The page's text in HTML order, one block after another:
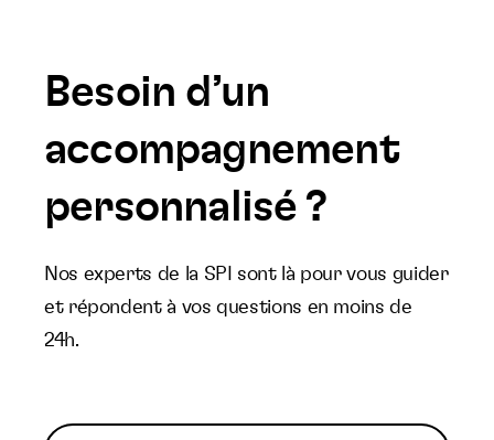
Besoin d’un
accompagnement
personnalisé ?
Nos experts de la SPI sont là pour vous guider
et répondent à vos questions en moins de
24h.